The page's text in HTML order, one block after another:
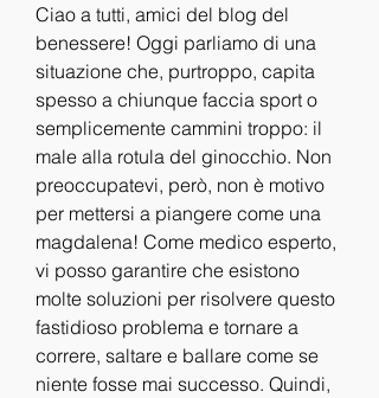
Ciao a tutti, amici del blog del
benessere! Oggi parliamo di una
situazione che, purtroppo, capita
spesso a chiunque faccia sport o
semplicemente cammini troppo: il
male alla rotula del ginocchio. Non
preoccupatevi, però, non è motivo
per mettersi a piangere come una
magdalena! Come medico esperto,
vi posso garantire che esistono
molte soluzioni per risolvere questo
fastidioso problema e tornare a
correre, saltare e ballare come se
niente fosse mai successo. Quindi,